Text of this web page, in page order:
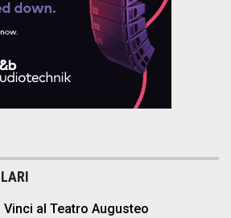
Vinci al Teatro Augusteo